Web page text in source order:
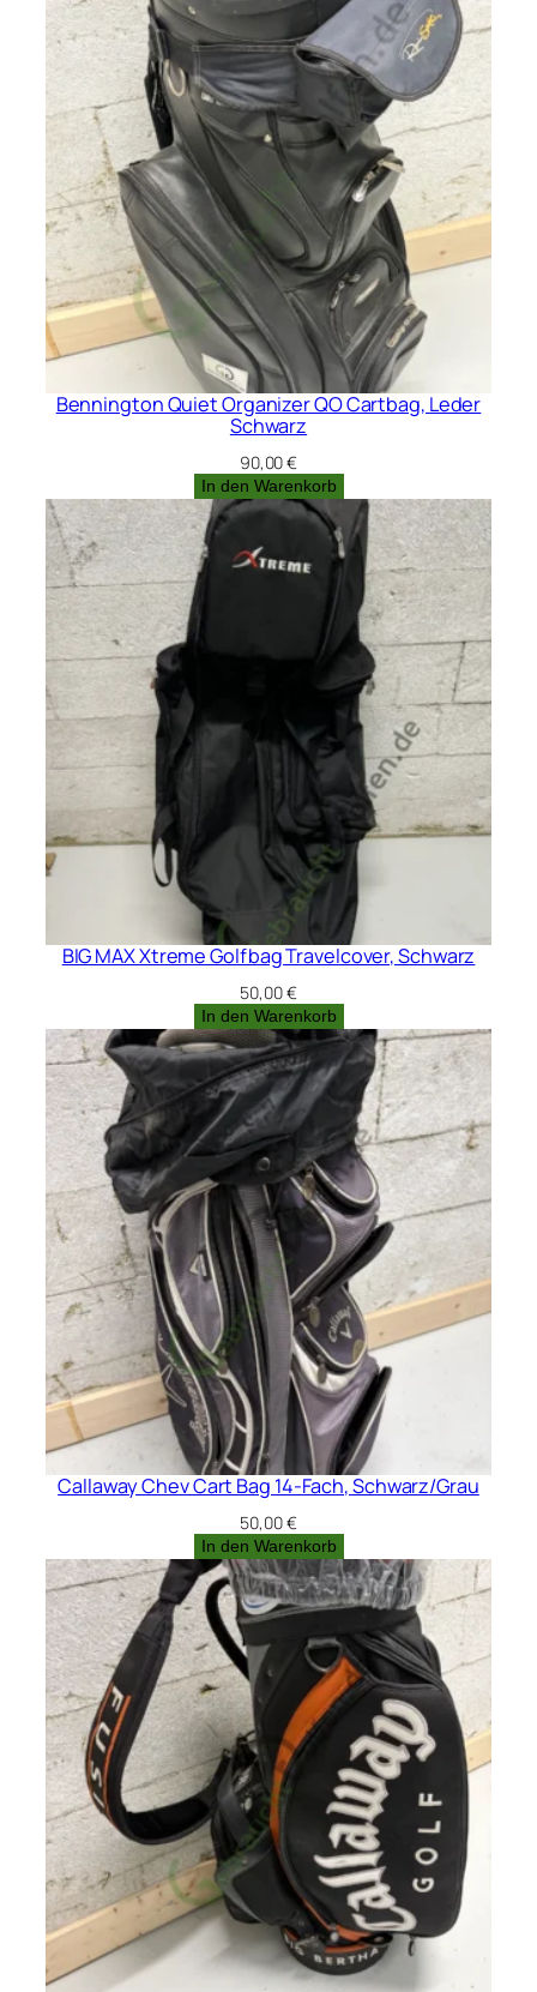
Bennington Quiet Organizer QO Cartbag, Leder
Schwarz
90,00€
In den Warenkorb
BIG MAX Xtreme Golfbag Travelcover, Schwarz
50,00€
In den Warenkorb
Callaway Chev Cart Bag 14-Fach, Schwarz/Grau
50,00€
In den Warenkorb